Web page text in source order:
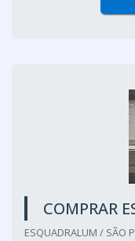
COMPRAR
ESQUADRALUM / SÃO